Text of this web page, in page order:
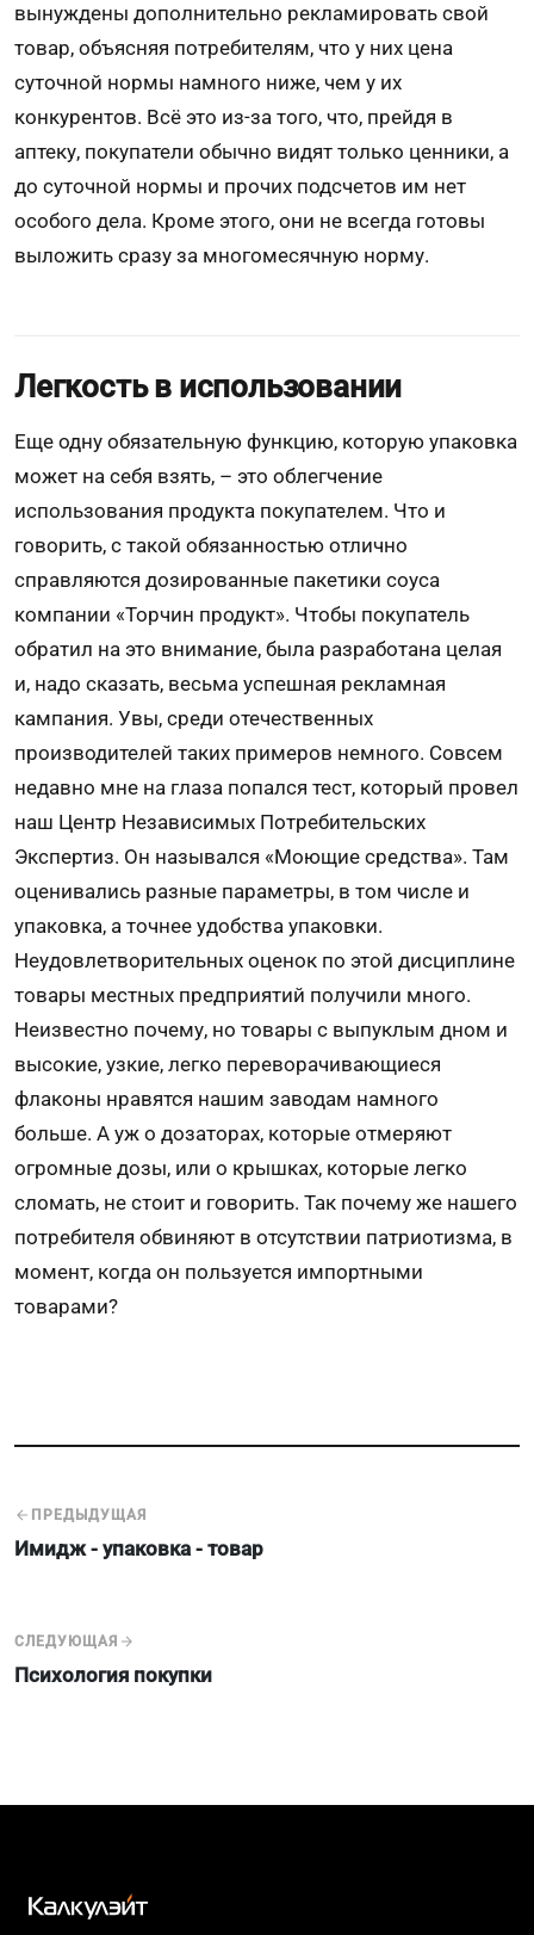
вынуждены дополнительно рекламировать свой
товар, объясняя потребителям, что у них цена
суточной нормы намного ниже, чем у их
конкурентов. Всё это из-за того, что, прейдя в
аптеку, покупатели обычно видят только ценники, а
до суточной нормы и прочих подсчетов им нет
особого дела. Кроме этого, они не всегда готовы
выложить сразу за многомесячную норму.
Легкость в использовании
Еще одну обязательную функцию, которую упаковка
может на себя взять, – это облегчение
использования продукта покупателем. Что и
говорить, с такой обязанностью отлично
справляются дозированные пакетики соуса
компании «Торчин продукт». Чтобы покупатель
обратил на это внимание, была разработана целая
и, надо сказать, весьма успешная рекламная
кампания. Увы, среди отечественных
производителей таких примеров немного. Совсем
недавно мне на глаза попался тест, который провел
наш Центр Независимых Потребительских
Экспертиз. Он назывался «Моющие средства». Там
оценивались разные параметры, в том числе и
упаковка, а точнее удобства упаковки.
Неудовлетворительных оценок по этой дисциплине
товары местных предприятий получили много.
Неизвестно почему, но товары с выпуклым дном и
высокие, узкие, легко переворачивающиеся
флаконы нравятся нашим заводам намного
больше. А уж о дозаторах, которые отмеряют
огромные дозы, или о крышках, которые легко
сломать, не стоит и говорить. Так почему же нашего
потребителя обвиняют в отсутствии патриотизма, в
момент, когда он пользуется импортными
товарами?
ПРЕДЫДУЩАЯ
Имидж - упаковка - товар
СЛЕДУЮЩАЯ
Психология покупки